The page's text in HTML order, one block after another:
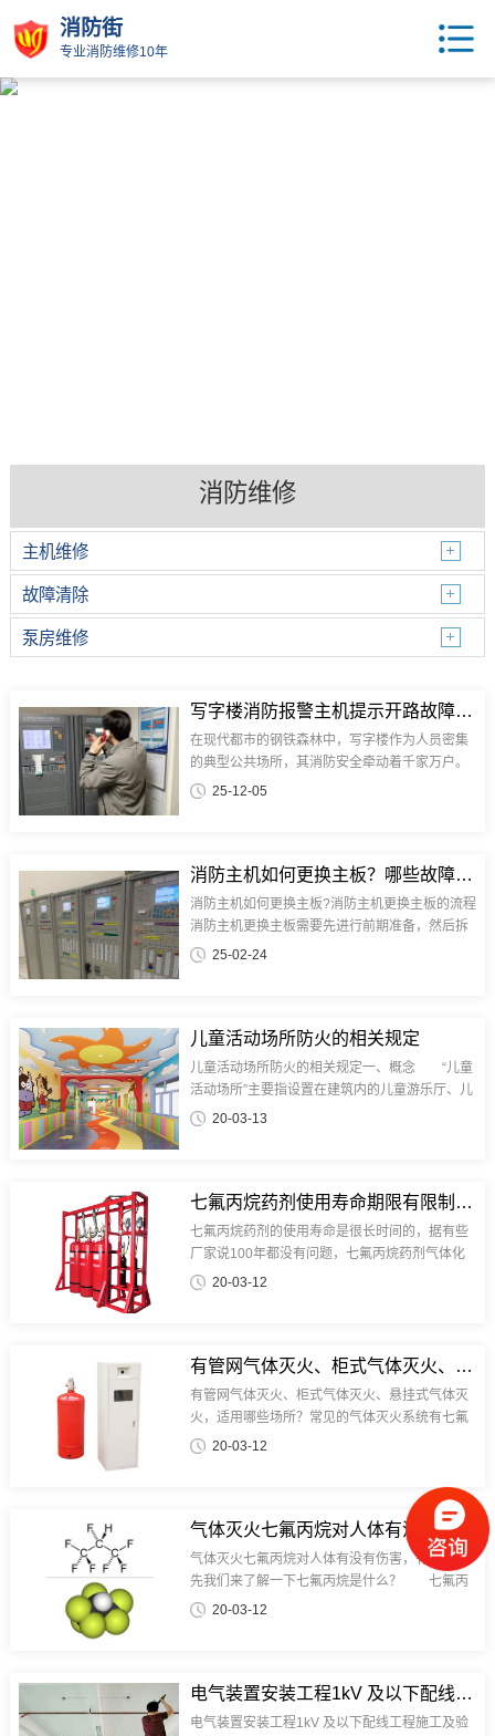
消防街
专业消防维修10年
消防维修
主机维修
故障清除
泵房维修
写字楼消防报警主机提示开路故障的维修措施
在现代都市的钢铁森林中，写字楼作为人员密集
的典型公共场所，其消防安全牵动着千家万户。
当消防主机——这座建筑消防系统的"大脑"——
旦遭遇真实火情，延迟的报警信号、失效的联动
控制将使初起火灾失去最佳扑救时机。正如人体
需要定期体检，消防主机同样需要专业维保人员
程及时消除隐患。只有保持消防系统始终处于战
25-12-05
消防主机如何更换主板？哪些故障需要更换消防主机的主板？
消防主机如何更换主板?消防主机更换主板的流程‌
消防主机更换主板需要先进行前期准备，然后拆
除旧主板，再···
25-02-24
儿童活动场所防火的相关规定
儿童活动场所防火的相关规定一、概念 “儿童
活动场所”主要指设置在建筑内的儿童游乐厅、儿
童乐园、儿童培训班、早教中心等类似用途的场
行集中保育、教育的学前使用场所。二、托儿
所、幼儿园的儿童用房和儿童游乐厅等儿童活动
场所其设置场所的建筑及楼层要求 1.宜设置
20-03-13
七氟丙烷药剂使用寿命期限有限制吗？
七氟丙烷药剂的使用寿命是很长时间的，据有些
厂家说100年都没有问题，七氟丙烷药剂气体化
学性质比较稳定（常温下）。七氟丙烷 那么
2、七氟丙烷药剂钢瓶需要检测了，钢瓶检测是需
要把药剂抽出来然后再装进去的，此过程也会有
损耗。 所以七氟丙烷药剂的使用寿命最主要
20-03-12
有管网气体灭火、柜式气体灭火、悬挂式气体灭火，适用哪些场所？
有管网气体灭火、柜式气体灭火、悬挂式气体灭
火，适用哪些场所？常见的气体灭火系统有七氟
丙烷气体灭火系统、IG541气体灭火系统、二氧
统又分为悬挂式七氟丙烷灭火设备、柜式七氟丙
烷灭火设备和有管网七氟丙烷气体灭火系统几种
类型。 那么在做规划的时候，到底应该选择
哪种气体灭火系统以及类型呢？ 本文通过剖
析不同型式的气体灭火系统，从标准要求、适用
时有所参阅。
20-03-12
气体灭火七氟丙烷对人体有没有伤害，有毒吗
气体灭火七氟丙烷对人体有没有伤害，有毒吗首
先我们来了解一下七氟丙烷是什么？ 七氟丙
烷（HFC-227ea/FM200）是一种以化学灭火为
（260mg/L）。···
20-03-12
电气装置安装工程1kV 及以下配线工程施工及验收规范
电气装置安装工程1kV 及以下配线工程施工及验